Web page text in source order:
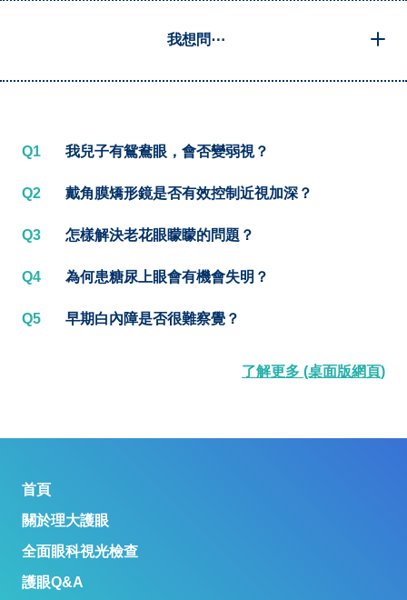
我想問⋯
Q1 我兒子有鴛鴦眼，會否變弱視？
Q2 戴角膜矯形鏡是否有效控制近視加深？
Q3 怎樣解決老花眼矇矇的問題？
Q4 為何患糖尿上眼會有機會失明？
Q5 早期白內障是否很難察覺？
了解更多 (桌面版網頁)
首頁
關於理大護眼
全面眼科視光檢查
護眼Q&A